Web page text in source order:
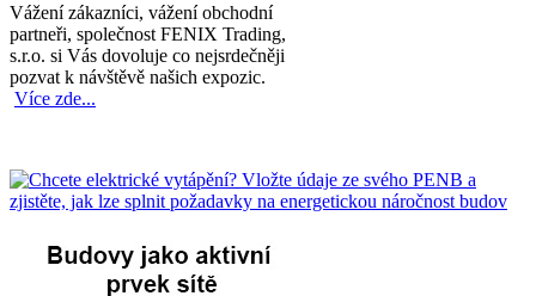
Vážení zákazníci, vážení obchodní
partneři, společnost FENIX Trading,
s.r.o. si Vás dovoluje co nejsrdečněji
pozvat k návštěvě našich expozic.
Více zde...